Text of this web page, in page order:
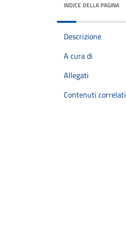
INDICE DELLA PAGINA
Descrizione
A cura di
Allegati
Contenuti correlati